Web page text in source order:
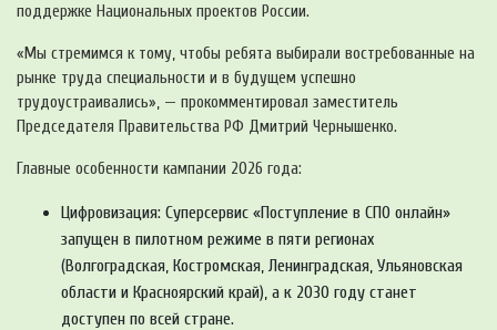
поддержке Национальных проектов России.
«Мы стремимся к тому, чтобы ребята выбирали востребованные на
рынке труда специальности и в будущем успешно
трудоустраивались», — прокомментировал заместитель
Председателя Правительства РФ Дмитрий Чернышенко.
Главные особенности кампании 2026 года:
Цифровизация: Суперсервис «Поступление в СПО онлайн»
запущен в пилотном режиме в пяти регионах
(Волгоградская, Костромская, Ленинградская, Ульяновская
области и Красноярский край), а к 2030 году станет
доступен по всей стране.